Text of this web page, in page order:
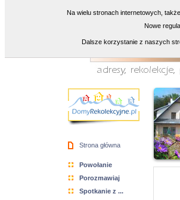
Strona główna
Powołanie
Porozmawiaj
Spotkanie z ...
Na wielu stronach internetowych,
Nowe
Dalsze korzystanie z naszych